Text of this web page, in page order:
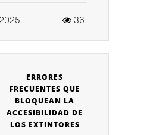
36
ERRORES
FRECUENTES QUE
BLOQUEAN LA
ACCESIBILIDAD DE
LOS EXTINTORES